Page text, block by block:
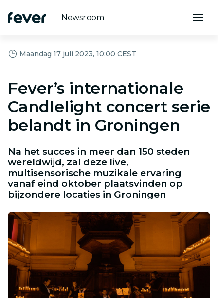
Newsroom
Maandag 17 juli 2023, 10:00 CEST
Fever’s internationale
Candlelight concert serie
belandt in Groningen
Na het succes in meer dan 150 steden
wereldwijd, zal deze live,
multisensorische muzikale ervaring
vanaf eind oktober plaatsvinden op
bijzondere locaties in Groningen